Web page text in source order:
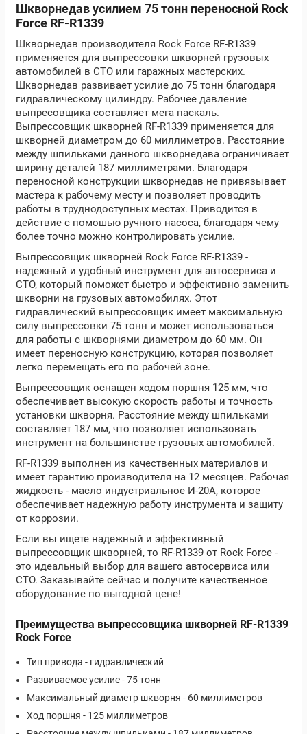
Шкворнедав усилием 75 тонн переносной Rock
Force RF-R1339
Шкворнедав производителя Rock Force RF-R1339
применяется для выпрессовки шкворней грузовых
автомобилей в СТО или гаражных мастерских.
Шкворнедав развивает усилие до 75 тонн благодаря
гидравлическому цилиндру. Рабочее давление
выпресовщика составляет мега паскаль.
Выпрессовщик шкворней RF-R1339 применяется для
шкворней диаметром до 60 миллиметров. Расстояние
между шпильками данного шкворнедава ограничивает
ширину деталей 187 миллиметрами. Благодаря
переносной конструкции шкворнедав не привязывает
мастера к рабочему месту и позволяет проводить
работы в труднодоступных местах. Приводится в
действие с помошью ручного насоса, благодаря чему
более точно можно контролировать усилие.
Выпрессовщик шкворней Rock Force RF-R1339 -
надежный и удобный инструмент для автосервиса и
СТО, который поможет быстро и эффективно заменить
шкворни на грузовых автомобилях. Этот
гидравлический выпрессовщик имеет максимальную
силу выпрессовки 75 тонн и может использоваться
для работы с шкворнями диаметром до 60 мм. Он
имеет переносную конструкцию, которая позволяет
легко перемещать его по рабочей зоне.
Выпрессовщик оснащен ходом поршня 125 мм, что
обеспечивает высокую скорость работы и точность
установки шкворня. Расстояние между шпильками
составляет 187 мм, что позволяет использовать
инструмент на большинстве грузовых автомобилей.
RF-R1339 выполнен из качественных материалов и
имеет гарантию производителя на 12 месяцев. Рабочая
жидкость - масло индустриальное И-20А, которое
обеспечивает надежную работу инструмента и защиту
от коррозии.
Если вы ищете надежный и эффективный
выпрессовщик шкворней, то RF-R1339 от Rock Force -
это идеальный выбор для вашего автосервиса или
СТО. Заказывайте сейчас и получите качественное
оборудование по выгодной цене!
Преимущества выпрессовщика шкворней RF-R1339
Rock Force
Тип привода - гидравлический
Развиваемое усилие - 75 тонн
Максимальный диаметр шкворня - 60 миллиметров
Ход поршня - 125 миллиметров